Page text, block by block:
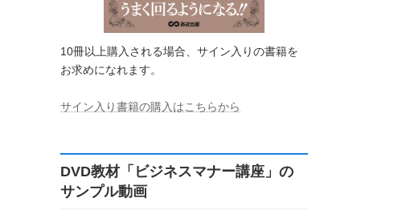
10冊以上購入される場合、サイン入りの書籍を
お求めになれます。
サイン入り書籍の購入はこちらから
DVD教材「ビジネスマナー講座」の
サンプル動画